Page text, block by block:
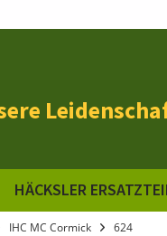
HÄCKSLER
IHC MC Cormick 624